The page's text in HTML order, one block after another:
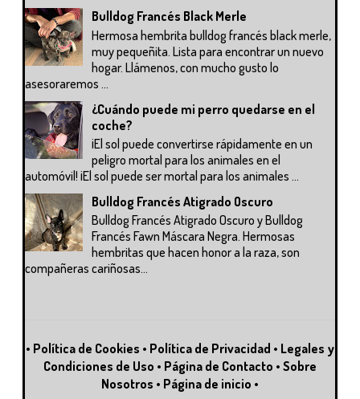
Bulldog Francés Black Merle
Hermosa hembrita bulldog francés black merle,
muy pequeñita. Lista para encontrar un nuevo
hogar. Llámenos, con mucho gusto lo
asesoraremos ...
¿Cuándo puede mi perro quedarse en el
coche?
¡El sol puede convertirse rápidamente en un
peligro mortal para los animales en el
automóvil! ¡El sol puede ser mortal para los animales ...
Bulldog Francés Atigrado Oscuro
Bulldog Francés Atigrado Oscuro y Bulldog
Francés Fawn Máscara Negra. Hermosas
hembritas que hacen honor a la raza, son
compañeras cariñosas...
• Política de Cookies • Política de Privacidad • Legales y
Condiciones de Uso • Página de Contacto • Sobre
Nosotros • Página de inicio •